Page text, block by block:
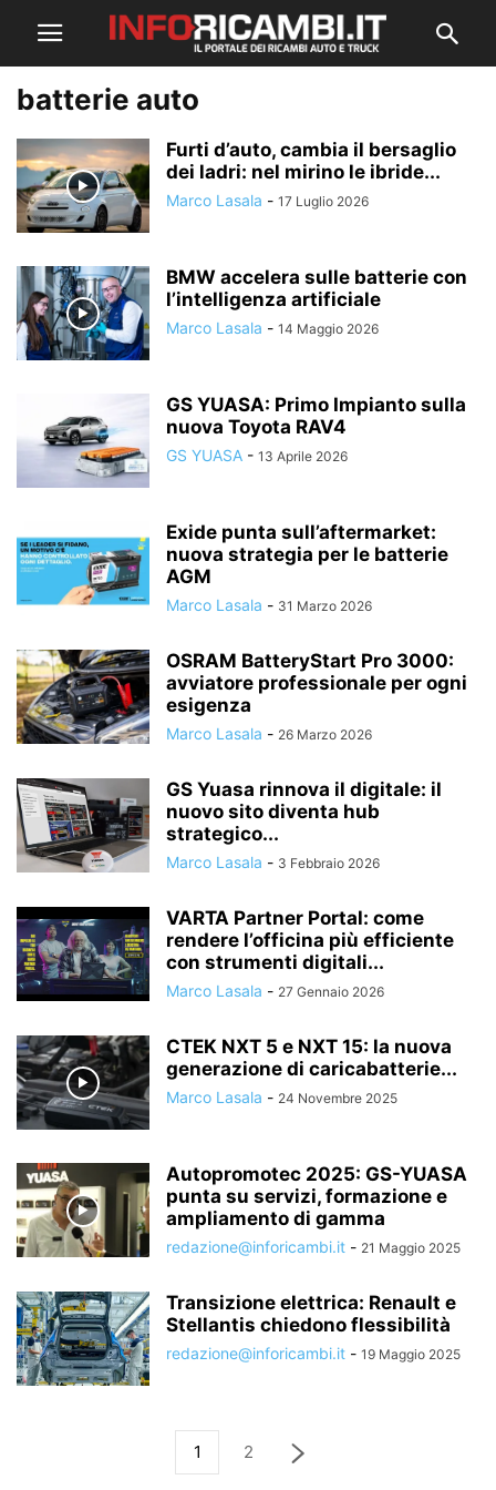
batterie auto
Furti d’auto, cambia il bersaglio
dei ladri: nel mirino le ibride...
Marco Lasala - 17 Luglio 2026
BMW accelera sulle batterie con
l’intelligenza artificiale
Marco Lasala - 14 Maggio 2026
GS YUASA: Primo Impianto sulla
nuova Toyota RAV4
GS YUASA - 13 Aprile 2026
Exide punta sull’aftermarket:
nuova strategia per le batterie
AGM
Marco Lasala - 31 Marzo 2026
OSRAM BatteryStart Pro 3000:
avviatore professionale per ogni
esigenza
Marco Lasala - 26 Marzo 2026
GS Yuasa rinnova il digitale: il
nuovo sito diventa hub
strategico...
Marco Lasala - 3 Febbraio 2026
VARTA Partner Portal: come
rendere l’officina più efficiente
con strumenti digitali...
Marco Lasala - 27 Gennaio 2026
CTEK NXT 5 e NXT 15: la nuova
generazione di caricabatterie...
Marco Lasala - 24 Novembre 2025
Autopromotec 2025: GS-YUASA
punta su servizi, formazione e
ampliamento di gamma
redazione@inforicambi.it - 21 Maggio 2025
Transizione elettrica: Renault e
Stellantis chiedono flessibilità
redazione@inforicambi.it - 19 Maggio 2025
1 2